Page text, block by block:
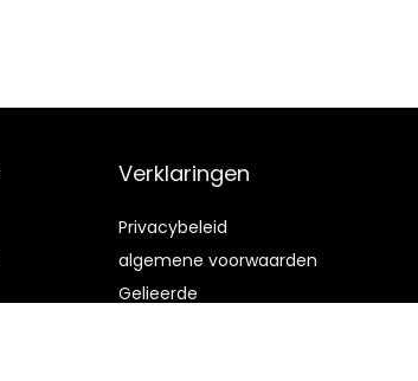
Verklaringen
Privacybeleid
algemene voorwaarden
Gelieerde